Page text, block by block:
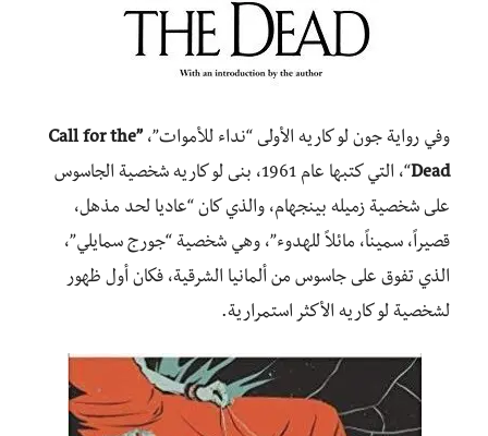
وفي رواية جون لو كاريه الأولى “نداء للأموات”، ”Call for the
Dead
“، التي كتبها عام 1961، بنى لو كاريه شخصية الجاسوس
على شخصية زميله بينجهام، والذي كان “عاديا لحد مذهل،
قصيراً، سميناً، مائلاً للهدوء”، وهي شخصية “جورج سمايلي”،
الذي تفوق على جاسوس من ألمانيا الشرقية، فكان أول ظهور
لشخصية لو كاريه الأكثر استمرارية.